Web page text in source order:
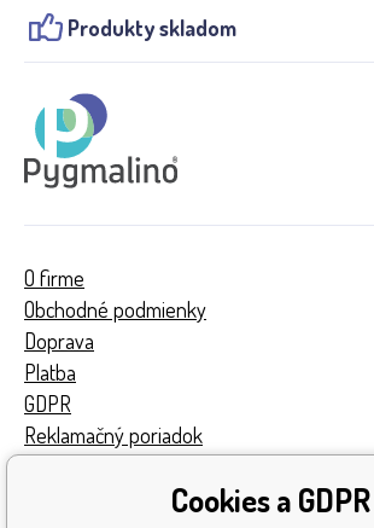
Produkty skladom
O firme
Obchodné podmienky
Doprava
Platba
GDPR
Reklamačný poriadok
Cookies a GDPR